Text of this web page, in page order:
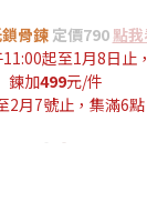
骨鍊 定價790 點
起至1月8日止
鍊加499元/件
2月7號止，集滿6